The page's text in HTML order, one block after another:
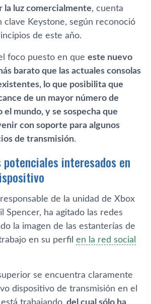
la luz comercialmente, cuenta
clave Keystone, según reconoció
de este año.
foco puesto en que este nuevo
barato que las actuales consolas
lo que posibilita que
de un mayor número de
el mundo, y se sospecha que
con soporte para algunos
de transmisión.
interesados en
de la unidad de Xbox
Spencer, ha agitado las redes
la imagen de las estanterías de
en su perfil en la red social
se encuentra claramente
dispositivo de transmisión en el